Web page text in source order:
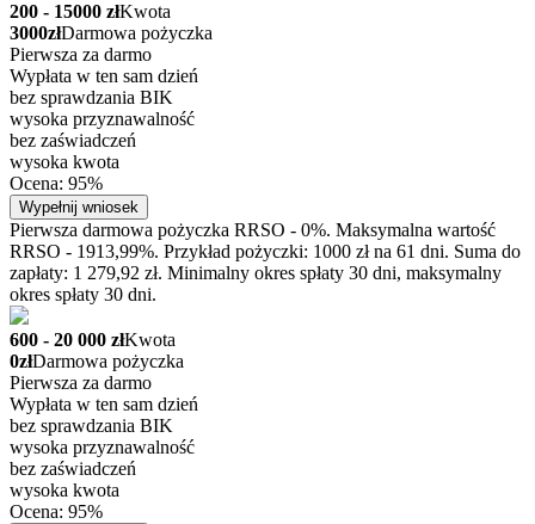
200 - 15000 złKwota
3000złDarmowa pożyczka
Pierwsza za darmo
Wypłata w ten sam dzień
bez sprawdzania BIK
wysoka przyznawalność
bez zaświadczeń
wysoka kwota
Ocena: 95%
Wypełnij wniosek
Pierwsza darmowa pożyczka RRSO - 0%. Maksymalna wartość
RRSO - 1913,99%. Przykład pożyczki: 1000 zł na 61 dni. Suma do
zapłaty: 1 279,92 zł. Minimalny okres spłaty 30 dni, maksymalny
okres spłaty 30 dni.
600 - 20 000 złKwota
0złDarmowa pożyczka
Pierwsza za darmo
Wypłata w ten sam dzień
bez sprawdzania BIK
wysoka przyznawalność
bez zaświadczeń
wysoka kwota
Ocena: 95%